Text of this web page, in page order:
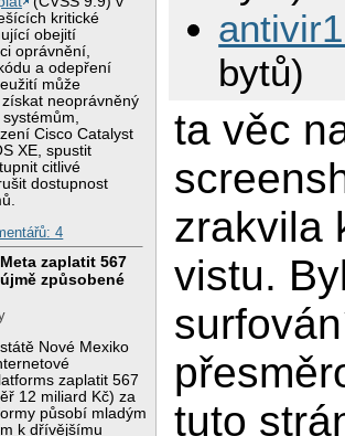
kritické
obejití
oprávnění,
a odepření
může
neoprávněný
Cisco Catalyst
XE, spustit
citlivé
dostupnost
4
zaplatit 567
způsobené
Nové Mexiko
zaplatit 567
12 miliard Kč) za
působí mladým
k dřívějšímu
bytů)
ta věc
zrakvila
vistu.
tuto